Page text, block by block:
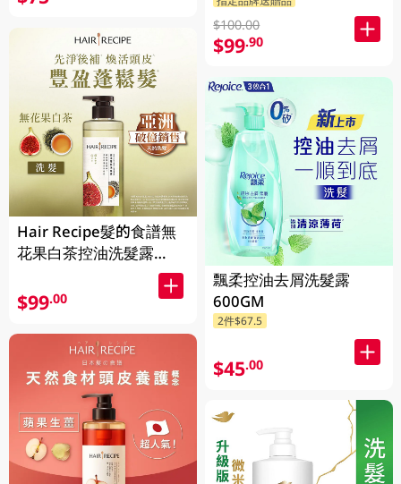
Hair Recipe髮的食譜無
花果白茶控油洗髮露
510ML(新舊裝隨機發貨)
$99.00
$100.00
$99.90
飄柔控油去屑洗髮露
600GM
2件$67.5
$45.00